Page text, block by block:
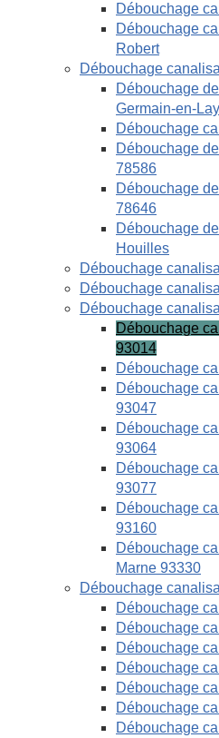
Débouchage
Débouchage
Robert
Débouchage
Débouchage
Germain-en-
Débouchage
Débouchage
78586
Débouchage
78646
Débouchage
Houilles
Débouchage
Débouchage
Débouchage
Débouchage
93014
Débouchage
Débouchage
93047
Débouchage
93064
Débouchage
93077
Débouchage
93160
Débouchage
Marne 93330
Débouchage
Débouchage
Débouchage
Débouchage
Débouchage
Débouchage
Débouchage
Débouchage